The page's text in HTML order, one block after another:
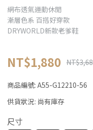
網布透氣運動休閒
漸層色系 百搭好穿款
DRYWORLD新款老爹鞋
NT$1,880
商品編號: A55-G12210-56
供貨狀況: 尚有庫存
尺寸